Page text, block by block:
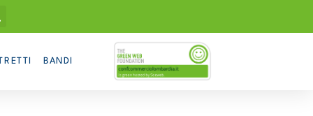
BANDI